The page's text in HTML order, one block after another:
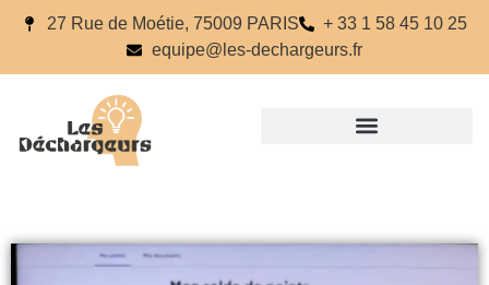
27 Rue de Moétie, 75009 PARIS
+ 33 1 58 45 10 25
equipe@les-dechargeurs.fr